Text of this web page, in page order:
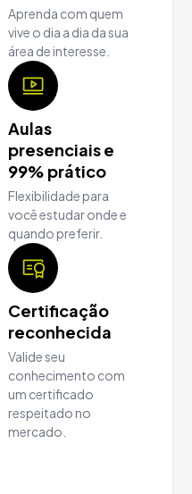
Aprenda com quem
vive o dia a dia da sua
área de interesse.
Aulas
presenciais e
99% prático
Flexibilidade para
você estudar onde e
quando preferir.
Certificação
reconhecida
Valide seu
conhecimento com
um certificado
respeitado no
mercado.